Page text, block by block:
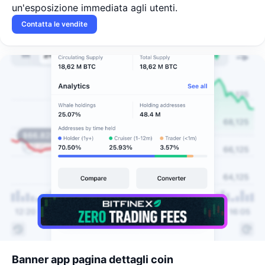
un'esposizione immediata agli utenti.
Contatta le vendite
Banner app pagina dettagli coin